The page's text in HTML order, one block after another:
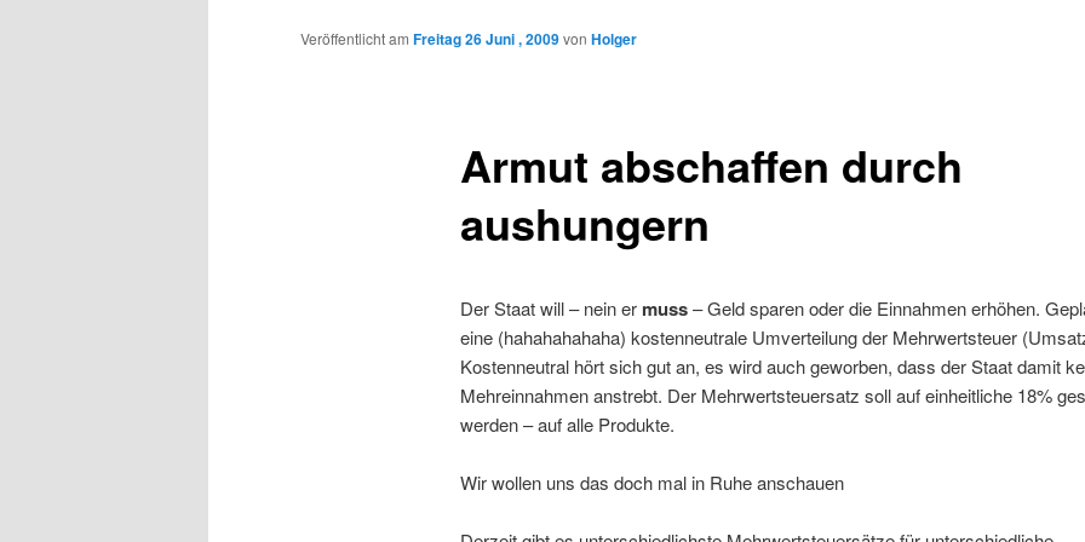
Inhalt
Armut abschaffen durch
aushungern
Veröffentlicht am Freitag 26 Juni , 2009von Holger
Der Staat will – nein er muss– Geld sparen oder die Einnahmen erhöhen.
eine (hahahahahaha) kostenneutrale Umverteilung der Mehrwertsteuer
Kostenneutral hört sich gut an, es wird auch geworben, dass der Staat damit
Mehreinnahmen anstrebt. Der Mehrwertsteuersatz soll auf einheitliche 18%
werden – auf alle Produkte.
Wir wollen uns das doch mal in Ruhe anschauen